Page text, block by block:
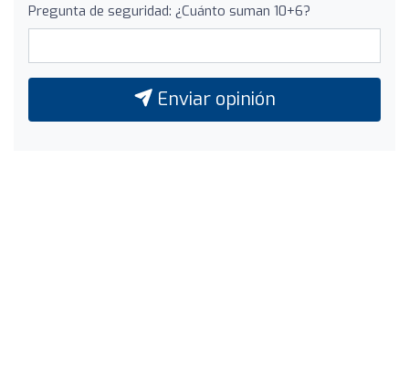
Pregunta de seguridad: ¿Cuánto suman 10+6?
Enviar opinión